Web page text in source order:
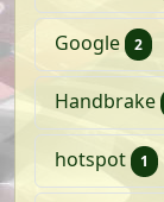
Google 2
Handbrake
hotspot 1